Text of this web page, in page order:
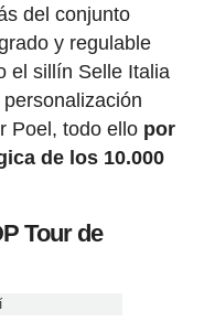
del conjunto
y regulable
el sillín Selle Italia
Poel, todo ello por
de los 10.000
Tour de